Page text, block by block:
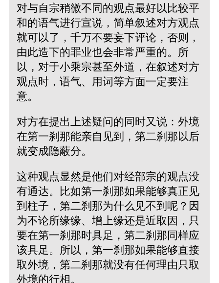
对与自宗稍微不同的观点最好以比较平
和的语气进行宣说，简单叙述对方观点
就可以了，千万不要妄下评论，否则，
由此造下的罪业也会非常严重的。所
以，对于小乘宗甚至外道，在叙述对方
观点时，语气、用词等方面一定要注
意。
对方在提出上述疑问的同时又说：外境
在第一刹那能亲自见到，第二刹那以后
就变成隐蔽分。
这种观点显然是他们对经部宗的观点没
有通达。比如第一刹那如果能够真正见
到柱子，第二刹那为什么见不到呢？因
为不论所缘缘、增上缘还是近取因，只
要在第一刹那时具足，第二刹那同样应
该具足。所以，第一刹那如果能够直接
取外境，第二刹那就没有任何理由只取
外境的行相。